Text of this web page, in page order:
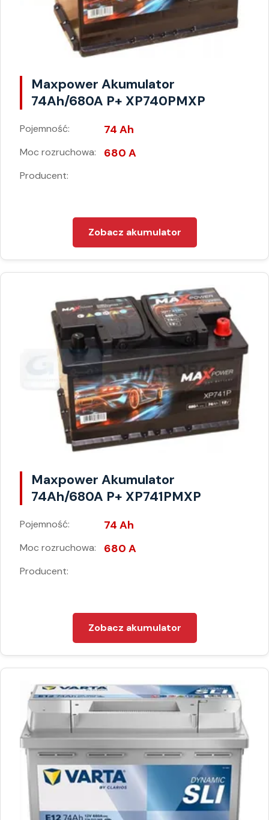
Maxpower Akumulator
74Ah/680A P+ XP740PMXP
Pojemność: 74 Ah
Moc rozruchowa: 680 A
Producent:
Zobacz akumulator
Maxpower Akumulator
74Ah/680A P+ XP741PMXP
Pojemność: 74 Ah
Moc rozruchowa: 680 A
Producent:
Zobacz akumulator